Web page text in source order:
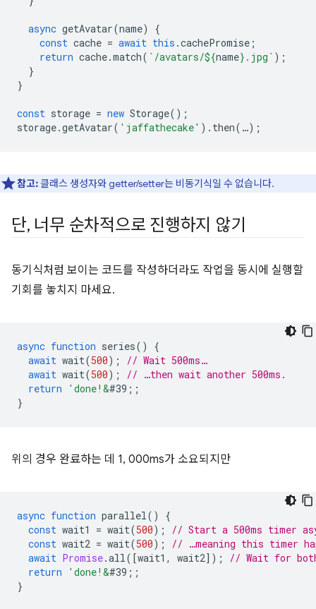
async getAvatar(name)
{
const cache = await this .cachePromise ;
return cache.match( `/avatars/${name} .jpg` );
}
}
const storage = new Storage();
storage.getAvatar( 'jaffathecake' ). then( …);
참고:클래스 생성자와 getter/setter는 비동기식일 수 없습니다.
단, 너무 순차적으로 진행하지 않기
동기식처럼 보이는 코드를 작성하더라도 작업을 동시에 실행할
기회를 놓치지 마세요.
async function series()
{
await wait(500);
// Wait 500ms…
await wait(500);
// …then wait another 500ms.
return
'done!&#39; ;
}
위의 경우 완료하는 데 1, 000ms가 소요되지만
async function parallel()
{
const wait1 = wait(500);
// Start a 500ms timer
const wait2 = wait(500);
// …meaning this timer
await Promise.all([wait1 , wait2]);
// Wait for
return
'done!&#39; ;
}